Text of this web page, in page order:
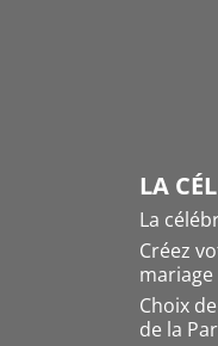
LA
La
Créez
mariage
Choix
de la